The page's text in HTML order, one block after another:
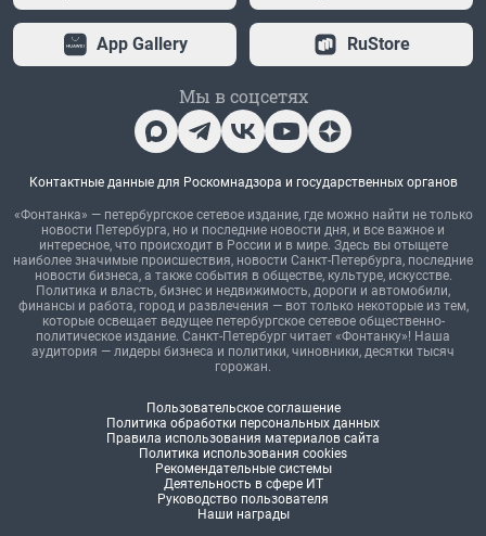
App Gallery RuStore
Мы в соцсетях
Контактные данные для Роскомнадзора и государственных органов
«Фонтанка» — петербургское сетевое издание, где можно найти не только
новости Петербурга, но и последние новости дня, и все важное и
интересное, что происходит в России и в мире. Здесь вы отыщете
наиболее значимые происшествия, новости Санкт-Петербурга, последние
новости бизнеса, а также события в обществе, культуре, искусстве.
Политика и власть, бизнес и недвижимость, дороги и автомобили,
финансы и работа, город и развлечения — вот только некоторые из тем,
которые освещает ведущее петербургское сетевое общественно-
политическое издание. Санкт-Петербург читает «Фонтанку»! Наша
аудитория — лидеры бизнеса и политики, чиновники, десятки тысяч
горожан.
Пользовательское соглашение
Политика обработки персональных данных
Правила использования материалов сайта
Политика использования cookies
Рекомендательные системы
Деятельность в сфере ИТ
Руководство пользователя
Наши награды